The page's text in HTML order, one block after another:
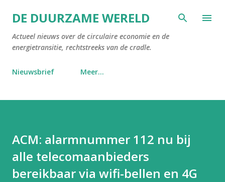
Doorgaan naar hoofdcontent
DE DUURZAME WERELD
Actueel nieuws over de circulaire economie en de
energietransitie, rechtstreeks van de cradle.
Nieuwsbrief Meer…
ACM: alarmnummer 112 nu bij
alle telecomaanbieders
bereikbaar via wifi-bellen en 4G